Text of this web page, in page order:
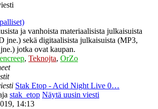
ja vanhoista materiaalisista julkaisuista
jne.) sekä digitaalisista julkaisuista (MP3,
jotka ovat kaupan.
, Teknojta, OrZo
Stak Etop - Acid Night Live 0…
stak_etop Näytä uusin viesti
14:13